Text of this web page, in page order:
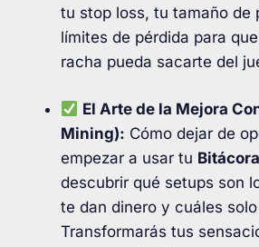
tu stop loss, tu tamaño de
límites de pérdida para
racha pueda sacarte del
El Arte de la Mejora
Mining): Cómo dejar de
empezar a usar tu
descubrir qué setups son
te dan dinero y cuáles
Transformarás tus